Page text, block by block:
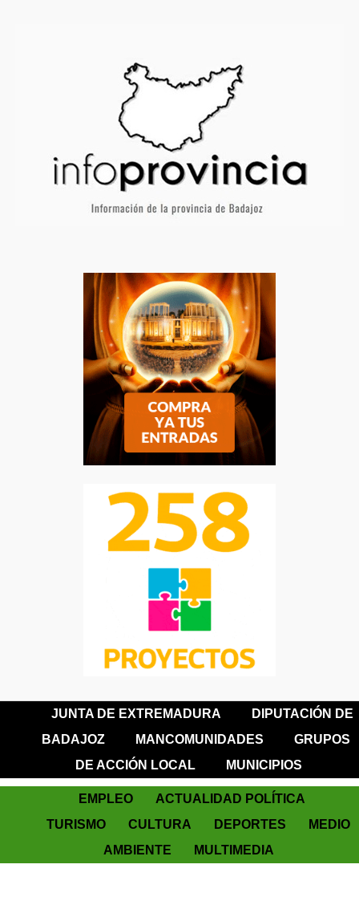
JUNTA DE EXTREMADURA
DIPUTACIÓN DE
BADAJOZ
MANCOMUNIDADES
GRUPOS
DE ACCIÓN LOCAL
MUNICIPIOS
EMPLEO
ACTUALIDAD POLÍTICA
TURISMO
CULTURA DEPORTES
MEDIO
AMBIENTE
MULTIMEDIA